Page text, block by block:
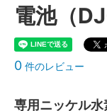
電池（
0 件のレビュー
専用ニッケル